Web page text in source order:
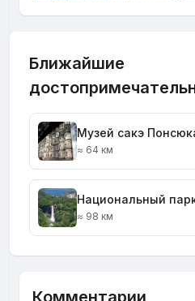
Ближайшие
Музей сакэ
≈ 64 км
Национальный
≈ 98 км
Комментарии